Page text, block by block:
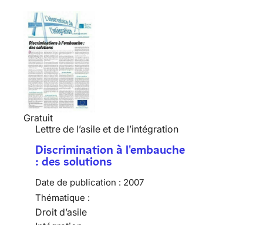
Gratuit
Lettre de l’asile et de l’intégration
Discrimination à l'embauche
: des solutions
Date de publication : 2007
Thématique :
Droit d’asile